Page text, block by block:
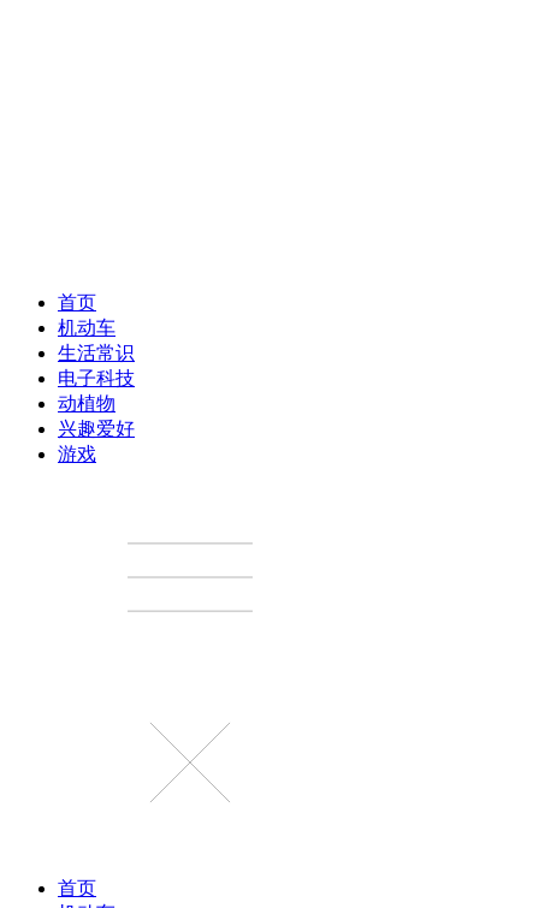
首页
机动车
生活常识
电子科技
动植物
兴趣爱好
游戏
首页